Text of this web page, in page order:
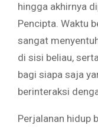
hingga akhirnya
Pencipta. Waktu
sangat
di sisi beliau,
bagi siapa saja
berinteraksi
Perjalanan hidup